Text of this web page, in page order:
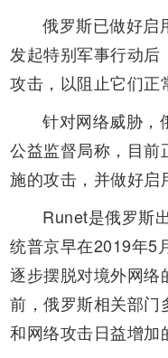
俄罗斯已做好启
发起特别军事行动
攻击，以阻止它们正
针对网络威胁，
公益监督局称，目前
施的攻击，并做好启
Runet是俄罗斯
统普京早在2019年5
逐步摆脱对境外网络
前，俄罗斯相关部门
和网络攻击日益增加